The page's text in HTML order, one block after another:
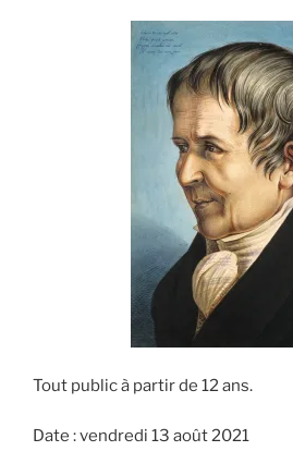
Tout public à partir de 12 ans.
Date : vendredi 13 août 2021